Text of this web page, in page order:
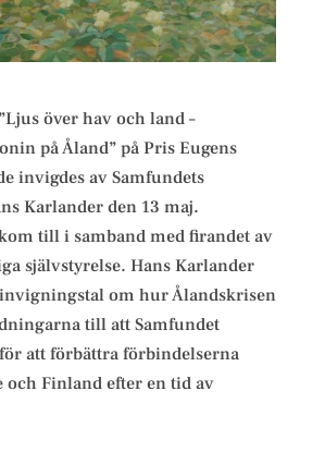
över hav och land –
på Åland” på Pris Eugens
invigdes av Samfundets
Karlander den 13 maj.
till i samband med firandet av
självstyrelse. Hans Karlander
om hur Ålandskrisen
till att Samfundet
att förbättra förbindelserna
och Finland efter en tid av